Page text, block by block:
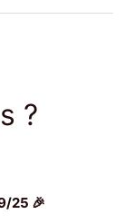
ao assinar
?
25 🎉